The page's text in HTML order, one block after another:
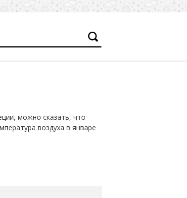
можно сказать, что
воздуха в январе